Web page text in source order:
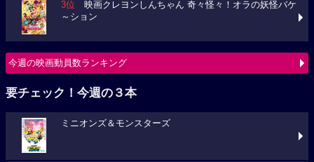
3位 映画クレヨンしんちゃん 奇々怪々！オラの妖怪バケ
～ション
今週の映画動員数ランキング
要チェック！今週の３本
ミニオンズ＆モンスターズ